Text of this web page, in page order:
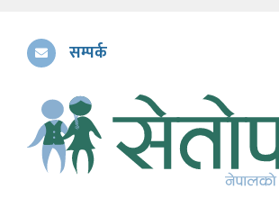
सम्पर्क